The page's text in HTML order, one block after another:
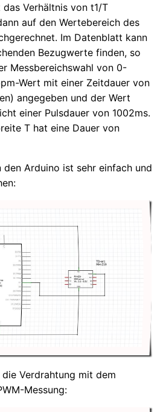
Verhältnis von t1/T
auf den Wertebereich des
Im Datenblatt kann
Bezugwerte finden, so
Messbereichswahl von 0-
Wert mit einer Zeitdauer von
angegeben und der Wert
einer Pulsdauer von 1002ms.
T hat eine Dauer von
den Arduino ist sehr einfach und
Verdrahtung mit dem
Messung: